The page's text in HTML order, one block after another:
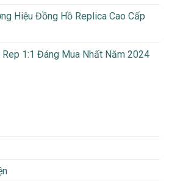
Hiệu Đồng Hồ Replica Cao Cấp
1:1 Đáng Mua Nhất Năm 2024